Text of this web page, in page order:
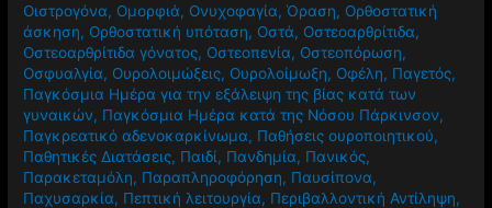
Οιστρογόνα, Ομορφιά, Ονυχοφαγία,Όραση, Ορθοστατική
άσκηση, Ορθοστατική υπόταση, Οστά, Οστεοαρθρίτιδα,
Οστεοαρθρίτιδα γόνατος, Οστεοπενία, Οστεοπόρωση,
Οσφυαλγία, Ουρολοιμώξεις, Ουρολοίμωξη, Οφέλη, Παγετός,
Παγκόσμια Ημέρα για την εξάλειψη της βίας κατά των
γυναικών, Παγκόσμια Ημέρα κατά της Νόσου Πάρκινσον,
Παγκρεατικό αδενοκαρκίνωμα, Παθήσεις ουροποιητικού,
Παθητικές Διατάσεις, Παιδί, Πανδημία, Πανικός,
Παρακεταμόλη, Παραπληροφόρηση, Παυσίπονα,
Παχυσαρκία, Πεπτική λειτουργία, Περιβαλλοντική Αντίληψη,